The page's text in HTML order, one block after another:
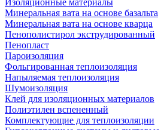
Изоляционные материалы
Минеральная вата на основе базальта
Минеральная вата на основе кварца
Пенополистирол экструдированный
Пенопласт
Пароизоляция
Фольгированная теплоизоляция
Напыляемая теплоизоляция
Шумоизоляция
Клей для изоляционных материалов
Полиэтилен вспененный
Комплектующие для теплоизоляции